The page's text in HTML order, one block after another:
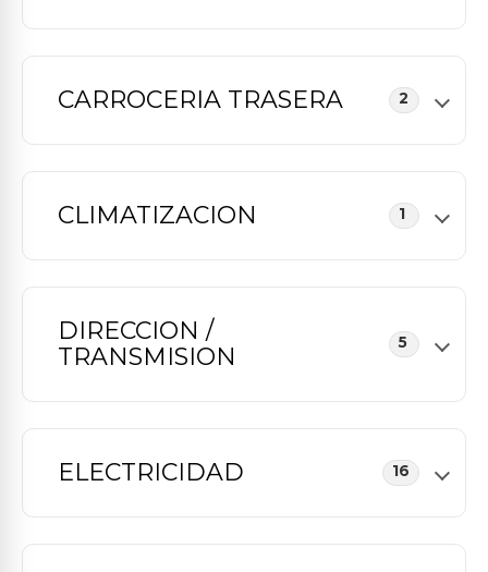
CARROCERIA TRASERA 2
CLIMATIZACION 1
DIRECCION /
TRANSMISION
5
ELECTRICIDAD 16